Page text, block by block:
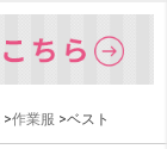
>作業服 >ベスト